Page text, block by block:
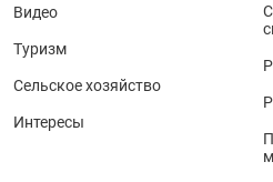
Видео
Туризм
Сельское хозяйство
Интересы